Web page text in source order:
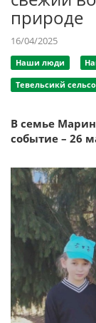
природе
16/04/2025
Наши люди
Тевельсикй
В семье
событие – 26